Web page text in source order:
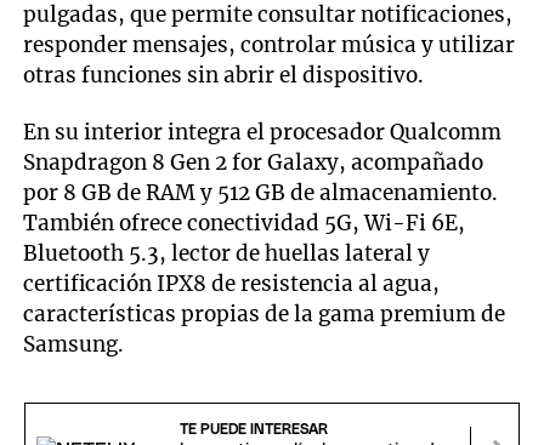
pulgadas, que permite consultar notificaciones,
responder mensajes, controlar música y utilizar
otras funciones sin abrir el dispositivo.
En su interior integra el procesador Qualcomm
Snapdragon 8 Gen 2 for Galaxy, acompañado
por 8 GB de RAM y 512 GB de almacenamiento.
También ofrece conectividad 5G, Wi-Fi 6E,
Bluetooth 5.3, lector de huellas lateral y
certificación IPX8 de resistencia al agua,
características propias de la gama premium de
Samsung.
TE PUEDE INTERESAR